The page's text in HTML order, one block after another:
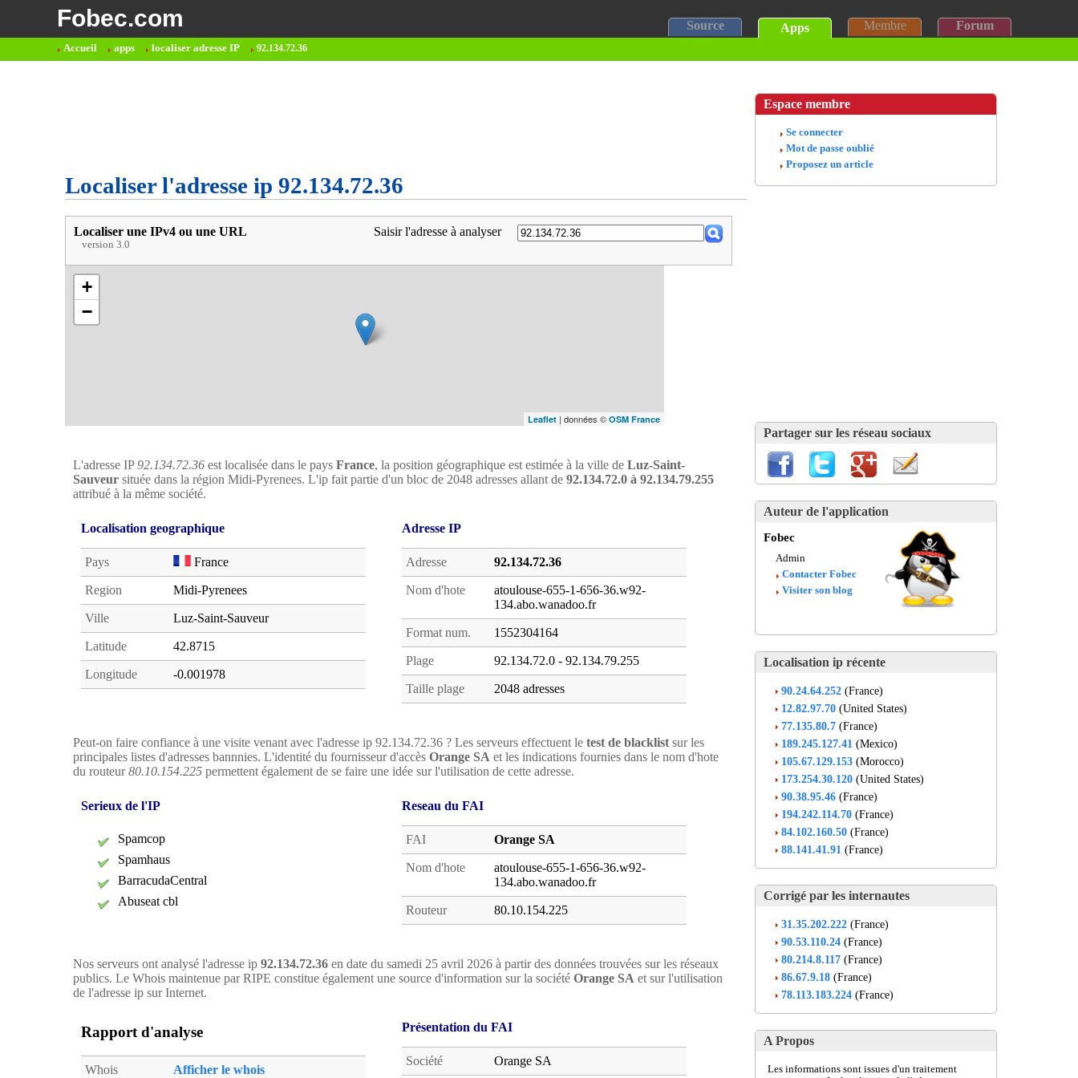
Fobec.com Source Apps Membre Forum
Accueil apps localiser adresse IP 92.134.72.36
Localiser l'adresse ip 92.134.72.36
Localiser une IPv4 ou une URL
version 3.0
Saisir l'adresse à analyser
+
−
Leaflet | données © OSM France
L'adresse IP92.134.72.36 est localisée dans le pays France, la position géographique est estimée à la ville de Luz-Saint-
Sauveur située dans la région Midi-Pyrenees. L'ip fait partie d'un bloc de 2048 adresses allant de 92.134.72.0 à 92.134.79.255
attribué à la même société.
Localisation geographique
Pays France
Region Midi-Pyrenees
Ville Luz-Saint-Sauveur
Latitude 42.8715
Longitude -0.001978
Adresse IP
Adresse 92.134.72.36
Nom d'hote
atoulouse-655-1-656-36.w92-
134.abo.wanadoo.fr
Format num. 1552304164
Plage 92.134.72.0 - 92.134.79.255
Taille plage 2048 adresses
Peut-on faire confiance à une visite venant avec l'adresse ip 92.134.72.36 ? Les serveurs effectuent le test de blacklist sur les
principales listes d'adresses bannnies. L'identité du fournisseur d'accès Orange SA et les indications fournies dans le nom d'hote
du routeur80.10.154.225 permettent également de se faire une idée sur l'utilisation de cette adresse.
Serieux de l'IP
Spamcop
Spamhaus
BarracudaCentral
Abuseat cbl
Reseau du FAI
FAI Orange SA
Nom d'hote
atoulouse-655-1-656-36.w92-
134.abo.wanadoo.fr
Routeur 80.10.154.225
Nos serveurs ont analysé l'adresse ip 92.134.72.36 en date du samedi 25 avril 2026 à partir des données trouvées sur les réseaux
publics. Le Whois maintenue par RIPE constitue également une source d'information sur la société Orange SA et sur l'utilisation
de l'adresse ip sur Internet.
Rapport d'analyse
Whois Afficher le whois
Présentation du FAI
Société Orange SA
Espace membre
Se connecter
Mot de passe oublié
Proposez un article
Partager sur les réseau sociaux
Auteur de l'application
Fobec
Admin
Contacter Fobec
Visiter son blog
Localisation ip récente
90.24.64.252 (France)
12.82.97.70 (United States)
77.135.80.7 (France)
189.245.127.41 (Mexico)
105.67.129.153 (Morocco)
173.254.30.120 (United States)
90.38.95.46 (France)
194.242.114.70 (France)
84.102.160.50 (France)
88.141.41.91 (France)
Corrigé par les internautes
31.35.202.222 (France)
90.53.110.24 (France)
80.214.8.117 (France)
86.67.9.18 (France)
78.113.183.224 (France)
A Propos
Les informations sont issues d'un traitement